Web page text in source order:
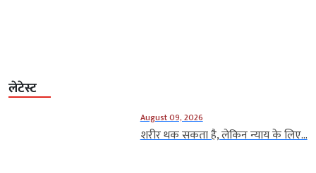
लेटेस्ट
August 09, 2026
शरीर थक सकता है, लेकिन न्याय के लिए...